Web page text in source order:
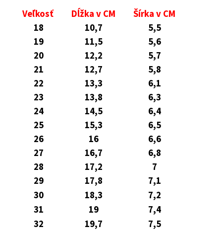
Veľkosť Dĺžka v CM
Šírka v CM
18
10,7
5,5
19
11,5
5,6
20
12,2
5,7
21
12,7
5,8
22
13,3
6,1
23
13,8
6,3
24
14,5
6,4
25
15,3
6,5
26
16
6,6
27
16,7
6,8
28
17,2
7
29
17,8
7,1
30
18,3
7,2
31
19
7,4
32
19,7
7,5